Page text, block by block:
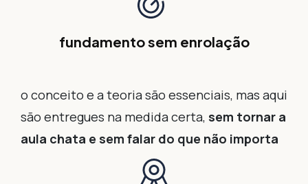
fundamento sem enrolação
o conceito e a teoria são essenciais, mas aqui
são entregues na medida certa, sem tornar a
aula chata e sem falar do que não importa